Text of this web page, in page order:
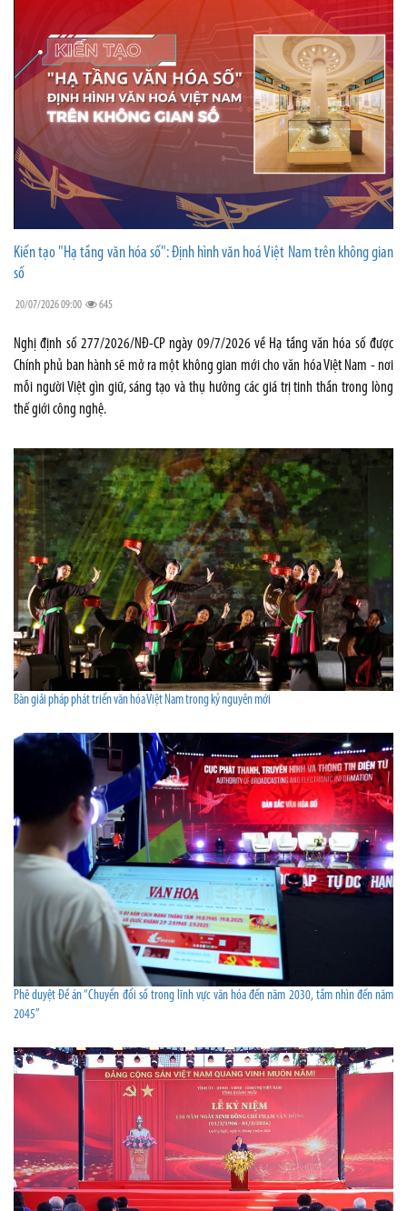
Kiến tạo "Hạ tầng văn hóa số": Định hình văn hoá Việt Nam trên không gian
số
20/07/2026 09:00 645
Nghị định số 277/2026/NĐ-CP ngày 09/7/2026 về Hạ tầng văn hóa số được
Chính phủ ban hành sẽ mở ra một không gian mới cho văn hóa Việt Nam - nơi
mỗi người Việt gìn giữ, sáng tạo và thụ hưởng các giá trị tinh thần trong lòng
thế giới công nghệ.
Bàn giải pháp phát triển văn hóa Việt Nam trong kỷ nguyên mới
Phê duyệt Đề án “Chuyển đổi số trong lĩnh vực văn hóa đến năm 2030, tầm nhìn đến năm
2045”